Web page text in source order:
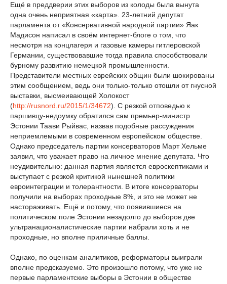
Ещё в преддверии этих выборов из колоды была вынута
одна очень неприятная «карта». 23-летний депутат
парламента от «Консервативной народной партии» Яак
Мадисон написал в своём интернет-блоге о том, что
несмотря на концлагеря и газовые камеры гитлеровской
Германии, существовавшие тогда правила способствовали
бурному развитию немецкой промышленности.
Представители местных еврейских общин были шокированы
этим сообщением, ведь они только-только отошли от гнусной
выставки, высмеивающей Холокост
(http://rusnord.ru/2015/1/34672). С резкой отповедью к
паршивцу-недоумку обратился сам премьер-министр
Эстонии Таави Рыйвас, назвав подобные рассуждения
неприемлемыми в современном европейском обществе.
Однако председатель партии консерваторов Март Хельме
заявил, что уважает право на личное мнение депутата. Что
неудивительно: данная партия является евроскептиками и
выступает с резкой критикой нынешней политики
евроинтеграции и толерантности. В итоге консерваторы
получили на выборах проходные 8%, и это не может не
настораживать. Ещё и потому, что появившиеся на
политическом поле Эстонии незадолго до выборов две
ультранационалистические партии набрали хоть и не
проходные, но вполне приличные баллы.
Однако, по оценкам аналитиков, реформаторы выиграли
вполне предсказуемо. Это произошло потому, что уже не
первые парламентские выборы в Эстонии в обществе